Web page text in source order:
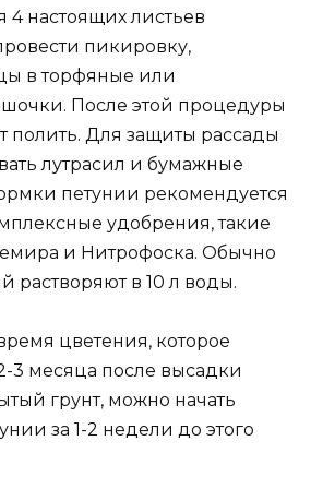
4 настоящих листьев
пикировку,
в торфяные или
После этой процедуры
полить. Для защиты рассады
лутрасил и бумажные
петунии рекомендуется
удобрения, такие
и Нитрофоска. Обычно
растворяют в 10 л воды.
цветения, которое
3 месяца после высадки
грунт, можно начать
за 1-2 недели до этого